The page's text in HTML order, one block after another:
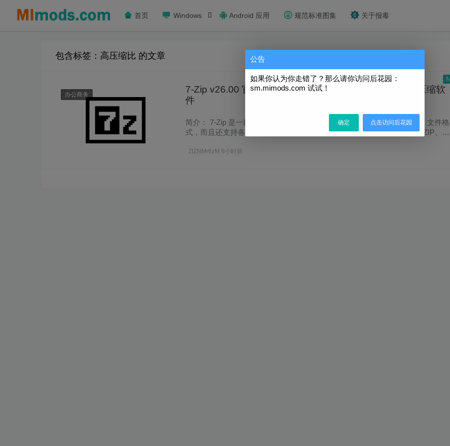
首页 Windows Android 应用 规范标准图集 关于报毒
包含标签：高压缩比 的文章
办公商务
7-Zip v26.00 官方正式版 —— 一款免费开源的高压缩比压缩软
件
简介： 7-Zip 是一款免费开源的高压缩比压缩软件，它不仅支持独有的 7z 文件格
式，而且还支持各种其它压缩文件格式，其中包括 ZIP、RAR、CAB、GZIP、BZI
ZIZNMr6zM 9小时前
公告
如果你认为你走错了？那么请你访问后花园：
sm.mimods.com 试试！
确定 点击访问后花园